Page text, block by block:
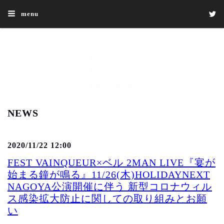
menu
NEWS
2020/11/22 12:00
FEST VAINQUEUR×ベル 2MAN LIVE『宴が
始まる鐘が鳴る』11/26(木)HOLIDAYNEXT
NAGOYA公演開催に伴う 新型コロナウィル
ス感染拡大防止に関しての取り組みとお願
い